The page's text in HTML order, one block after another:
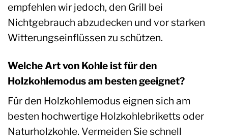
empfehlen wir jedoch, den Grill bei
Nichtgebrauch abzudecken und vor starken
Witterungseinflüssen zu schützen.
Welche Art von Kohle ist für den
Holzkohlemodus am besten geeignet?
Für den Holzkohlemodus eignen sich am
besten hochwertige Holzkohlebriketts oder
Naturholzkohle. Vermeiden Sie schnell